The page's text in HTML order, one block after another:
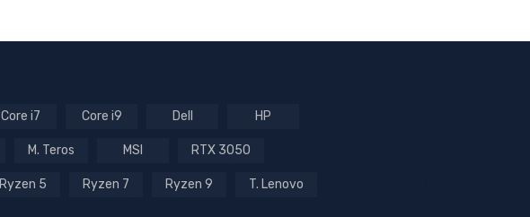
Core i7 Core i9 Dell HP
M. Teros MSI RTX 3050
Ryzen 5 Ryzen 7 Ryzen 9 T. Lenovo